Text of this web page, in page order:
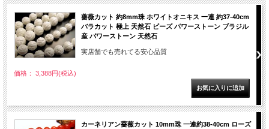
薔薇カット 約8mm珠 ホワイトオニキス 一連 約37-40cm
バラカット 極上 天然石 ビーズ パワーストーン ブラジル
産 パワーストーン 天然石
実店舗でも売れてる安心品質
価格： 3,388円(税込)
カーネリアン薔薇カット 10mm珠 一連約38-40cm ローズ